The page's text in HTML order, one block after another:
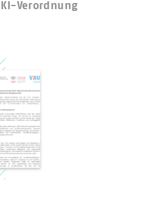
Verordnung